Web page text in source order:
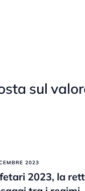
sul
2023
2023, la